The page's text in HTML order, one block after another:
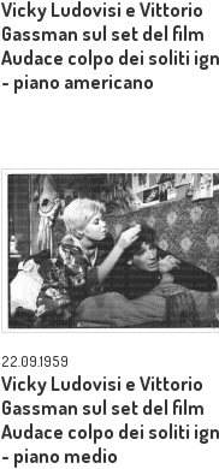
Vicky Ludovisi e Vittorio
Gassman sul set del film
Audace colpo dei soliti
- piano americano
22.09.1959
Vicky Ludovisi e Vittorio
Gassman sul set del film
Audace colpo dei soliti
- piano medio